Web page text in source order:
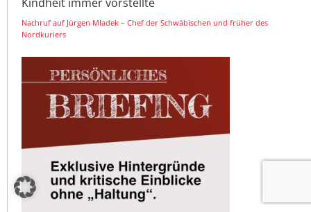
Nachruf auf Jürgen Mladek – Chef der Schwäbischen und früher des
Nordkuriers